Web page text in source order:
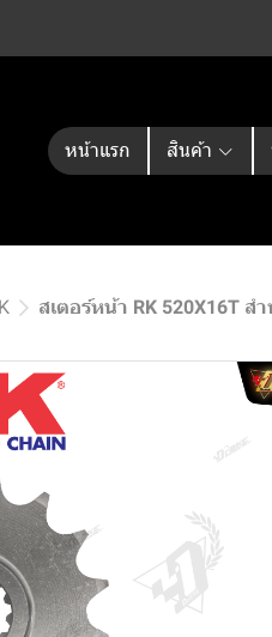
หน้าแรก สินค้า
สเตอร์หน้า RK 520X16T ส